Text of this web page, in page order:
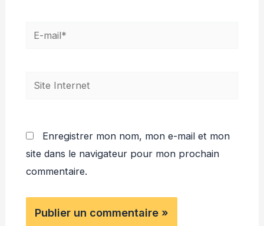
E-
Site
Enregistrer mon nom, mon e-mail et mon
site dans le navigateur pour mon prochain
commentaire.